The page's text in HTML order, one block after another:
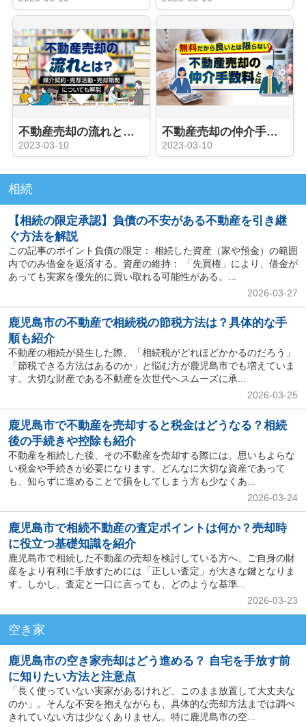
不動産売却の流れとは？媒介契約・売却活動・売却期間についても解説
2023-03-10
不動産売却の仲介手数料とは？
2023-03-10
相続
【相続の限定承認】負債の不安がある不動産を引き継
ぐ方法を解説
この記事のポイント負債の限定： 相続した資産（家や預金）の範囲
内でのみ借金を返済する。資産の維持： 「先買権」により、借金が
あっても実家を優先的に買い取れる可能性がある。...
2026-03-27
鹿児島市の不動産で相続税の節税方法は？具体的な手
順も紹介
不動産の相続が発生した際、「相続税がどれほどかかるのだろう」
「節税できる方法はあるのか」と悩む方が鹿児島市でも増えていま
す。大切な財産である不動産を次世代へスムーズに承...
2026-03-25
鹿児島市で不動産を売却すると税金はどうなる？相続
後の手続きや控除も紹介
不動産を相続した後、その不動産を売却する際には、思いもよらな
い税金や手続きが必要になります。どんなに大切な資産であって
も、知らずに進めることで損をしてしまう方も少なくあ...
2026-03-24
鹿児島市で相続不動産の査定ポイントは何か？売却時
に役立つ基礎知識を紹介
鹿児島市で相続した不動産の売却を検討している方へ、ご自身の財
産をより有利に手放すためには「正しい査定」が大きな鍵となりま
す。しかし、査定と一口に言っても、どのような基準...
2026-03-23
空き家
鹿児島市の空き家売却はどう進める？ 自宅を手放す前
に知りたい方法と注意点
「長く使っていない実家があるけれど、このまま放置して大丈夫な
のか」。そんな不安を抱えながらも、具体的な売却方法までは調べ
きれていない方は少なくありません。特に鹿児島市の空...